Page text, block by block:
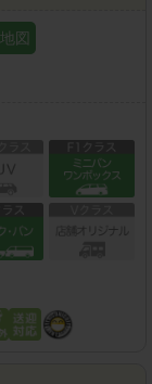
地図